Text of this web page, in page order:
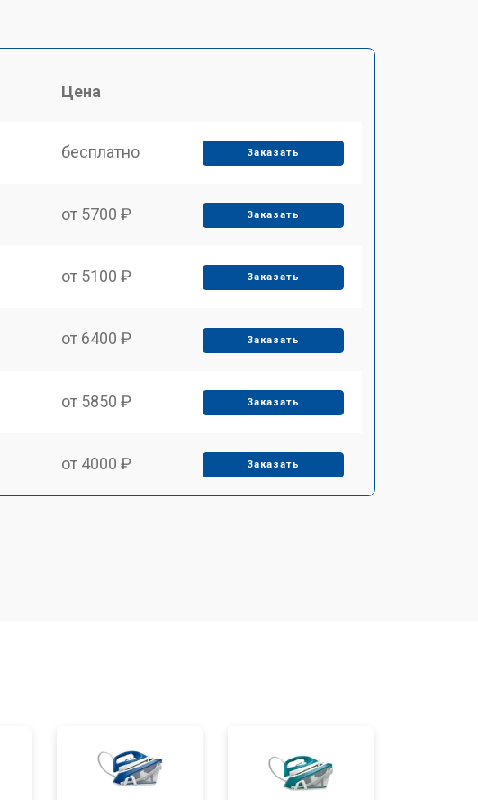
Цена
бесплатно Заказать
от 5700 ₽ Заказать
от 5100 ₽ Заказать
от 6400 ₽ Заказать
от 5850 ₽ Заказать
от 4000 ₽ Заказать
от 4150 ₽ Заказать